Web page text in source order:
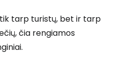
tarp turistų, bet ir tarp
čia rengiamos